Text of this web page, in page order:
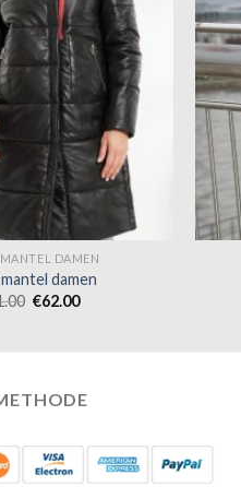
MANTEL DAMEN
damen
€62.00